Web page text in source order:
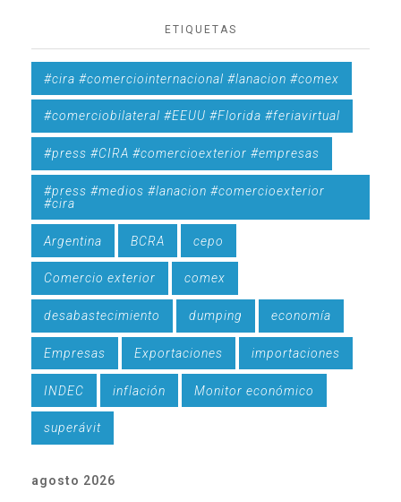
ETIQUETAS
#cira #comerciointernacional #lanacion #comex
#comerciobilateral #EEUU #Florida #feriavirtual
#press #CIRA #comercioexterior #empresas
#press #medios #lanacion #comercioexterior
#cira
Argentina BCRA cepo
Comercio exterior comex
desabastecimiento dumping economía
Empresas Exportaciones importaciones
INDEC inflación Monitor económico
superávit
agosto 2026